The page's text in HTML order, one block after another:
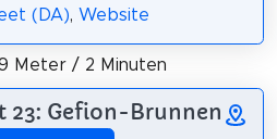
(DA), Website
Meter / 2 Minuten
23: Gefion-Brunnen